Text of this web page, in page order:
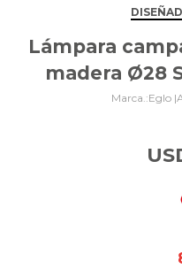
Lámpara
madera Ø28
Eglo |